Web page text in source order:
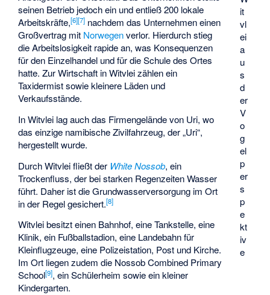
it
vl
ei
a
u
s
d
er
V
o
g
el
p
er
s
p
e
kt
iv
e
seinen Betrieb jedoch ein und entließ 200 lokale
Arbeitskräfte,[6][7] nachdem das Unternehmen einen
Großvertrag mit Norwegenverlor. Hierdurch stieg
die Arbeitslosigkeit rapide an, was Konsequenzen
für den Einzelhandel und für die Schule des Ortes
hatte. Zur Wirtschaft in Witvlei zählen ein
Taxidermist sowie kleinere Läden und
Verkaufsstände.
In Witvlei lag auch das Firmengelände von Uri, wo
das einzige namibische Zivilfahrzeug, der „Uri“,
hergestellt wurde.
Durch Witvlei fließt der White Nossob, ein
Trockenfluss, der bei starken Regenzeiten Wasser
führt. Daher ist die Grundwasserversorgung im Ort
in der Regel gesichert.[8]
Witvlei besitzt einen Bahnhof, eine Tankstelle, eine
Klinik, ein Fußballstadion, eine Landebahn für
Kleinflugzeuge, eine Polizeistation, Post und Kirche.
Im Ort liegen zudem die Nossob Combined Primary
School[9], ein Schülerheim sowie ein kleiner
Kindergarten.